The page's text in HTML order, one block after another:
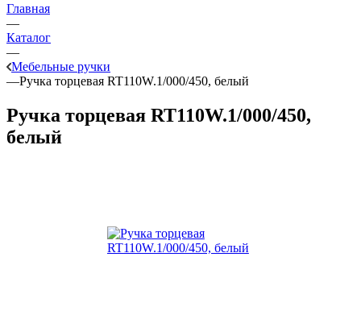
Главная
—
Каталог
—
Мебельные ручки
—Ручка торцевая RT110W.1/000/450, белый
Ручка торцевая RT110W.1/000/450,
белый